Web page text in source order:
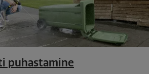
puhastamine